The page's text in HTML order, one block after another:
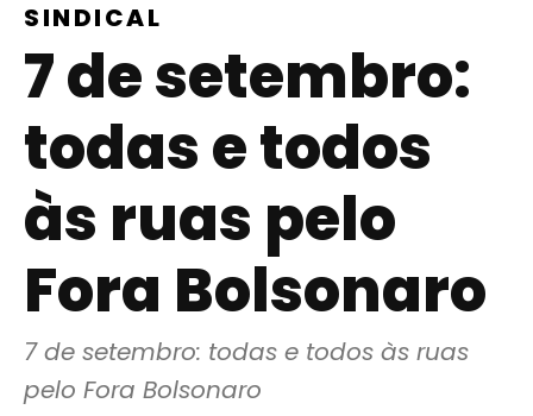
SINDICAL
7 de setembro:
todas e todos
às ruas pelo
Fora Bolsonaro
7 de setembro: todas e todos às ruas
pelo Fora Bolsonaro